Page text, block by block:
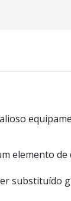
elemento de
substituído